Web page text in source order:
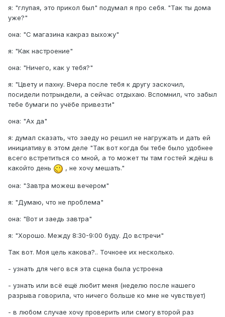
я: "глупая, это прикол был" подумал я про себя. "Так ты дома
уже?"
она: "С магазина какраз выхожу"
я: "Как настроение"
она: "Ничего, как у тебя?"
я: "Цвету и пахну. Вчера после тебя к другу заскочил,
посидели потрындели, а сейчас отдыхаю. Вспомнил, что забыл
тебе бумаги по учёбе привезти"
она: "Ах да"
я: думал сказать, что заеду но решил не нагружать и дать ей
инициативу в этом деле "Так вот когда бы тебе было удобнее
всего встретиться со мной, а то может ты там гостей ждёш в
какойто день
, не хочу мешать."
она: "Завтра можеш вечером"
я: "Думаю, что не проблема"
она: "Вот и заедь завтра"
я: "Хорошо. Между 8:30-9:00 буду. До встречи"
Так вот. Моя цель какова?.. Точноее их несколько.
- узнать для чего вся эта сцена была устроена
- узнать или всё ещё любит меня (неделю после нашего
разрыва говорила, что ничего больше ко мне не чувствует)
- в любом случае хочу проверить или смогу второй раз